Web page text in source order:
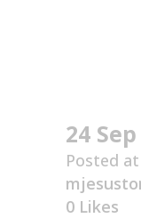
24 Sep
Posted
0 Likes